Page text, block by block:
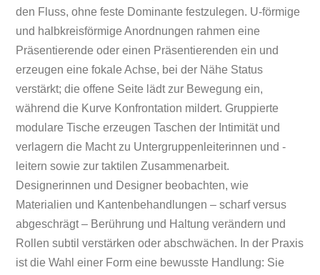
den Fluss, ohne feste Dominante festzulegen. U-förmige
und halbkreisförmige Anordnungen rahmen eine
Präsentierende oder einen Präsentierenden ein und
erzeugen eine fokale Achse, bei der Nähe Status
verstärkt; die offene Seite lädt zur Bewegung ein,
während die Kurve Konfrontation mildert. Gruppierte
modulare Tische erzeugen Taschen der Intimität und
verlagern die Macht zu Untergruppenleiterinnen und -
leitern sowie zur taktilen Zusammenarbeit.
Designerinnen und Designer beobachten, wie
Materialien und Kantenbehandlungen – scharf versus
abgeschrägt – Berührung und Haltung verändern und
Rollen subtil verstärken oder abschwächen. In der Praxis
ist die Wahl einer Form eine bewusste Handlung: Sie